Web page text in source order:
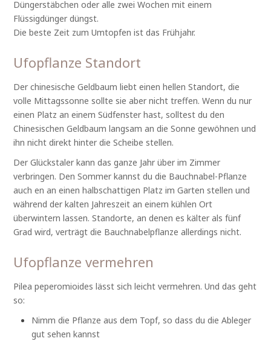
Düngerstäbchen oder alle zwei Wochen mit einem
Flüssigdünger düngst.
Die beste Zeit zum Umtopfen ist das Frühjahr.
Ufopflanze Standort
Der chinesische Geldbaum liebt einen hellen Standort, die
volle Mittagssonne sollte sie aber nicht treffen. Wenn du nur
einen Platz an einem Südfenster hast, solltest du den
Chinesischen Geldbaum langsam an die Sonne gewöhnen und
ihn nicht direkt hinter die Scheibe stellen.
Der Glückstaler kann das ganze Jahr über im Zimmer
verbringen. Den Sommer kannst du die Bauchnabel-Pflanze
auch en an einen halbschattigen Platz im Garten stellen und
während der kalten Jahreszeit an einem kühlen Ort
überwintern lassen. Standorte, an denen es kälter als fünf
Grad wird, verträgt die Bauchnabelpflanze allerdings nicht.
Ufopflanze vermehren
Pilea peperomioides lässt sich leicht vermehren. Und das geht
so:
Nimm die Pflanze aus dem Topf, so dass du die Ableger
gut sehen kannst